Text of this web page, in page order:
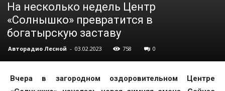
На несколько недель Центр
«Солнышко» превратится в
богатырскую заставу
Авторадио Лесной - 03.02.2023 758 0
Вчера в загородном оздоровительном Центре